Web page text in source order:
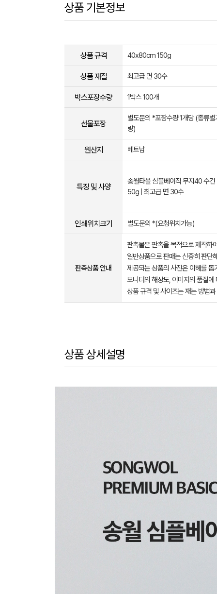
상품 기본정보
상품 규격 40x80cm 150g
상품 재질 최고급 면 30수
박스포장수량 1박스 100개
선물포장
별도문의 *포장수량 1개당 (종류
량)
원산지 베트남
특징 및 사양
송월타올 심플베이직 무지40 수
50g | 최고급 면 30수
인쇄위치크기 별도문의 *(요청위치가능)
판촉상품 안내
판촉물은 판촉을 목적으로 제작하
일반상품으로 판매는 신중히 판단
제공되는 상품의 사진은 이해를
모니터의 해상도, 이미지의 품질
상품 규격 및 사이즈는 재는 방법
상품 상세설명